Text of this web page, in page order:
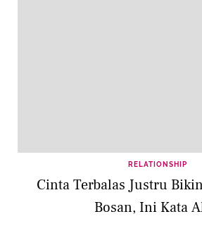
RELATIONSHIP
Cinta Terbalas Justru
Bosan, Ini Kata